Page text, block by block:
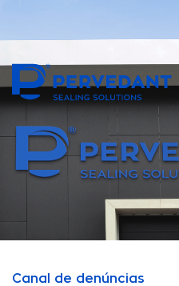
Canal de denúncias